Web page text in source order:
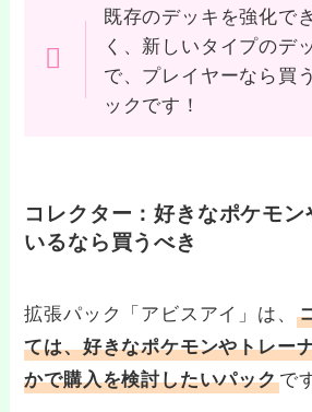
既存のデッキを強化で
く、新しいタイプのデ
で、プレイヤーなら買
ックです！
コレクター：好きなポケモ
いるなら買うべき
拡張パック「アビスアイ」は、
ては、好きなポケモンやトレー
かで購入を検討したいパックで